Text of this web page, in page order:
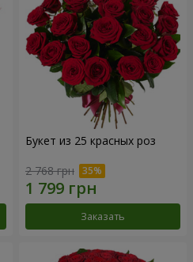
Букет из 25 красных роз
2 768 грн
Заказать